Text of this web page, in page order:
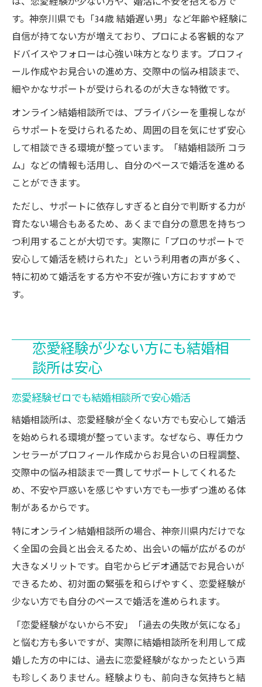
す。神奈川県でも「34歳 結婚遅い男」など年齢や経験に
自信が持てない方が増えており、プロによる客観的なア
ドバイスやフォローは心強い味方となります。プロフィ
ール作成やお見合いの進め方、交際中の悩み相談まで、
細やかなサポートが受けられるのが大きな特徴です。
オンライン結婚相談所では、プライバシーを重視しなが
らサポートを受けられるため、周囲の目を気にせず安心
して相談できる環境が整っています。「結婚相談所 コラ
ム」などの情報も活用し、自分のペースで婚活を進める
ことができます。
ただし、サポートに依存しすぎると自分で判断する力が
育たない場合もあるため、あくまで自分の意思を持ちつ
つ利用することが大切です。実際に「プロのサポートで
安心して婚活を続けられた」という利用者の声が多く、
特に初めて婚活をする方や不安が強い方におすすめで
す。
恋愛経験が少ない方にも結婚相
談所は安心
恋愛経験ゼロでも結婚相談所で安心婚活
結婚相談所は、恋愛経験が全くない方でも安心して婚活
を始められる環境が整っています。なぜなら、専任カウ
ンセラーがプロフィール作成からお見合いの日程調整、
交際中の悩み相談まで一貫してサポートしてくれるた
め、不安や戸惑いを感じやすい方でも一歩ずつ進める体
制があるからです。
特にオンライン結婚相談所の場合、神奈川県内だけでな
く全国の会員と出会えるため、出会いの幅が広がるのが
大きなメリットです。自宅からビデオ通話でお見合いが
できるため、初対面の緊張を和らげやすく、恋愛経験が
少ない方でも自分のペースで婚活を進められます。
「恋愛経験がないから不安」「過去の失敗が気になる」
と悩む方も多いですが、実際に結婚相談所を利用して成
婚した方の中には、過去に恋愛経験がなかったという声
も珍しくありません。経験よりも、前向きな気持ちと結